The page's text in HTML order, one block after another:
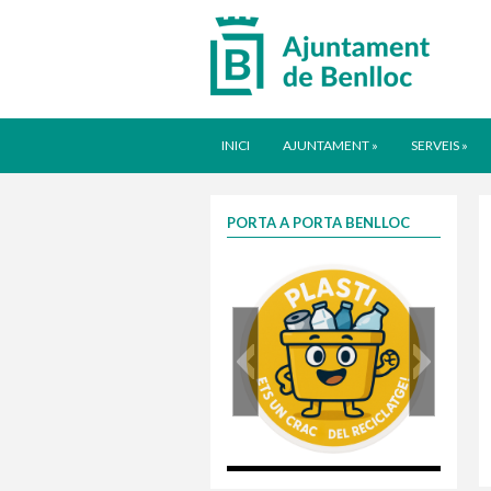
INICI AJUNTAMENT » SERVEIS »
PORTA A PORTA BENLLOC